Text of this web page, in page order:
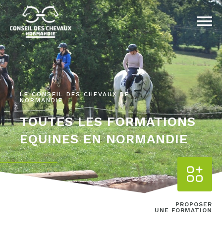
LE CONSEIL DES CHEVAUX DE
NORMANDIE
TOUTES LES FORMATIONS
EQUINES EN NORMANDIE
PROPOSER
UNE FORMATION